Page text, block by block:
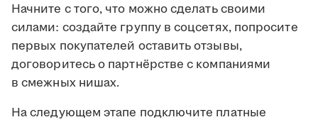
Начните с того, что можно сделать своими
силами: создайте группу в соцсетях, попросите
первых покупателей оставить отзывы,
договоритесь о партнёрстве с компаниями
в смежных нишах.
На следующем этапе подключите платные